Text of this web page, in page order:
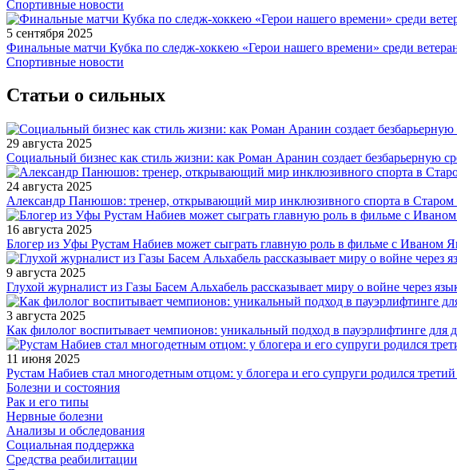
Спортивные новости
5 сентября 2025
Финальные матчи Кубка по следж-хоккею «Герои нашего времени» среди
Спортивные новости
Статьи о сильных
29 августа 2025
Социальный бизнес как стиль жизни: как Роман Аранин создает безбарьерную
24 августа 2025
Александр Панюшов: тренер, открывающий мир инклюзивного спорта в Старом
16 августа 2025
Блогер из Уфы Рустам Набиев может сыграть главную роль в фильме с Иваном
9 августа 2025
Глухой журналист из Газы Басем Альхабель рассказывает миру о войне через
3 августа 2025
Как филолог воспитывает чемпионов: уникальный подход в пауэрлифтинге для
11 июня 2025
Рустам Набиев стал многодетным отцом: у блогера и его супруги родился
Болезни и состояния
Рак и его типы
Нервные болезни
Анализы и обследования
Социальная поддержка
Средства реабилитации